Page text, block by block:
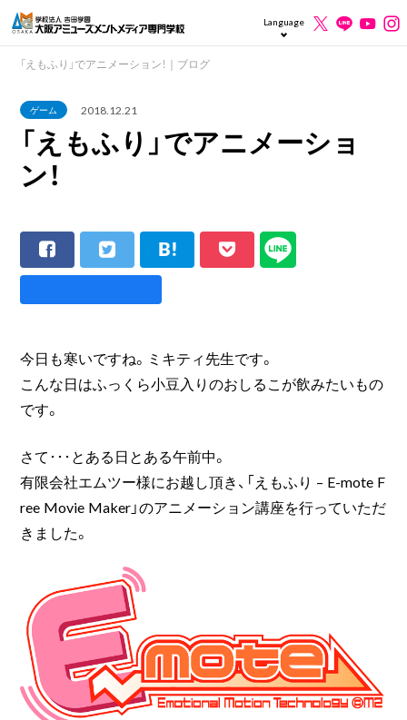
Language
「えもふり」でアニメーション！｜ブログ
ゲーム 2018.12.21
「えもふり」でアニメーショ
ン！
今日も寒いですね。ミキティ先生です。
こんな日はふっくら小豆入りのおしるこが飲みたいもの
です。
さて･･･とある日とある午前中。
有限会社エムツー様にお越し頂き、「えもふり – E-mote F
ree Movie Maker」のアニメーション講座を行っていただ
きました。